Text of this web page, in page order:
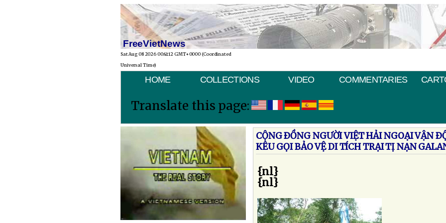
FreeVietNews
Sat Aug 08 2026 00:41:12 GMT+0000 (Coordinated
Universal Time)
HOME COLLECTIONS VIDEO COMMENTARIES
Translate this page:
CỘNG ÐỒNG NGƯỜI VIỆT HẢI NGOẠI VẬN
KÊU GỌI BẢO VỆ DI TÍCH TRẠI TỊ NẠN
{nl}
{nl}